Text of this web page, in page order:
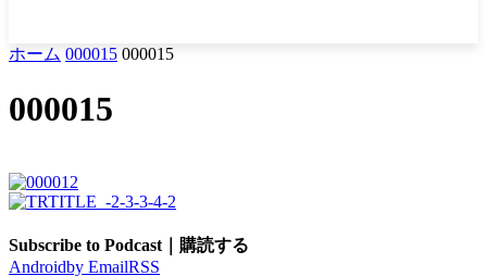
ホーム 000015 000015
000015
Subscribe to Podcast｜購読する
Androidby EmailRSS